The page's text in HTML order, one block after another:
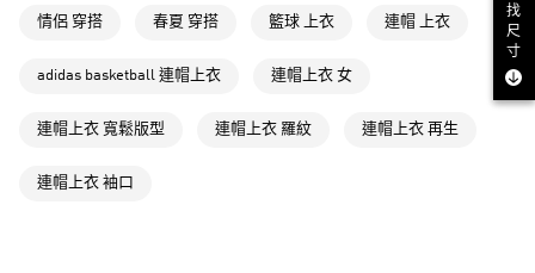
每筆NT$80，滿NT$1,500(含以上)免運費
付款後萊爾富取貨
7-11取貨付款
情侶 穿搭 春夏 穿搭 籃球 上衣 連帽 上衣
adidas basketball 連帽上衣 連帽上衣 女
連帽上衣 寬鬆版型 連帽上衣 羅紋 連帽上衣 再生
連帽上衣 袖口
找
尺
寸